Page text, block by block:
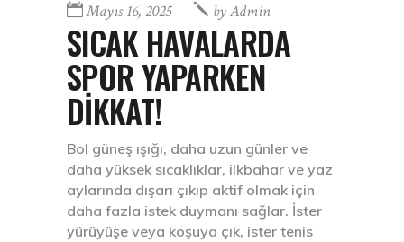
Mayıs 16, 2025 byAdmin
SICAK HAVALARDA
SPOR YAPARKEN
DİKKAT!
Bol güneş ışığı, daha uzun günler ve
daha yüksek sıcaklıklar, ilkbahar ve yaz
aylarında dışarı çıkıp aktif olmak için
daha fazla istek duymanı sağlar. İster
yürüyüşe veya koşuya çık, ister tenis